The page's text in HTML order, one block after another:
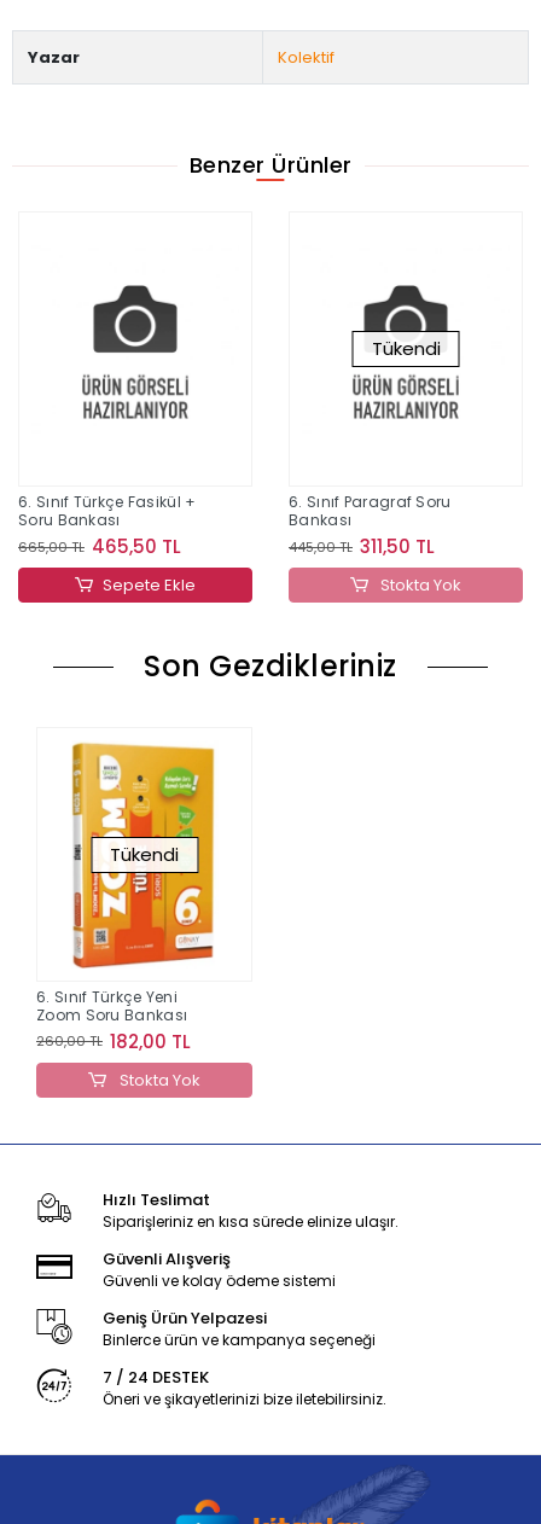
Yazar Kolektif
Benzer Ürünler
6. Sınıf Türkçe Fasikül +
Soru Bankası
665,00 TL 465,50 TL
Sepete Ekle
Tükendi
6. Sınıf Paragraf Soru
Bankası
445,00 TL 311,50 TL
Stokta Yok
Son Gezdikleriniz
Tükendi
6. Sınıf Türkçe Yeni
Zoom Soru Bankası
260,00 TL 182,00 TL
Stokta Yok
Hızlı Teslimat
Siparişleriniz en kısa sürede elinize ulaşır.
Güvenli Alışveriş
Güvenli ve kolay ödeme sistemi
Geniş Ürün Yelpazesi
Binlerce ürün ve kampanya seçeneği
7 / 24 DESTEK
Öneri ve şikayetlerinizi bize iletebilirsiniz.